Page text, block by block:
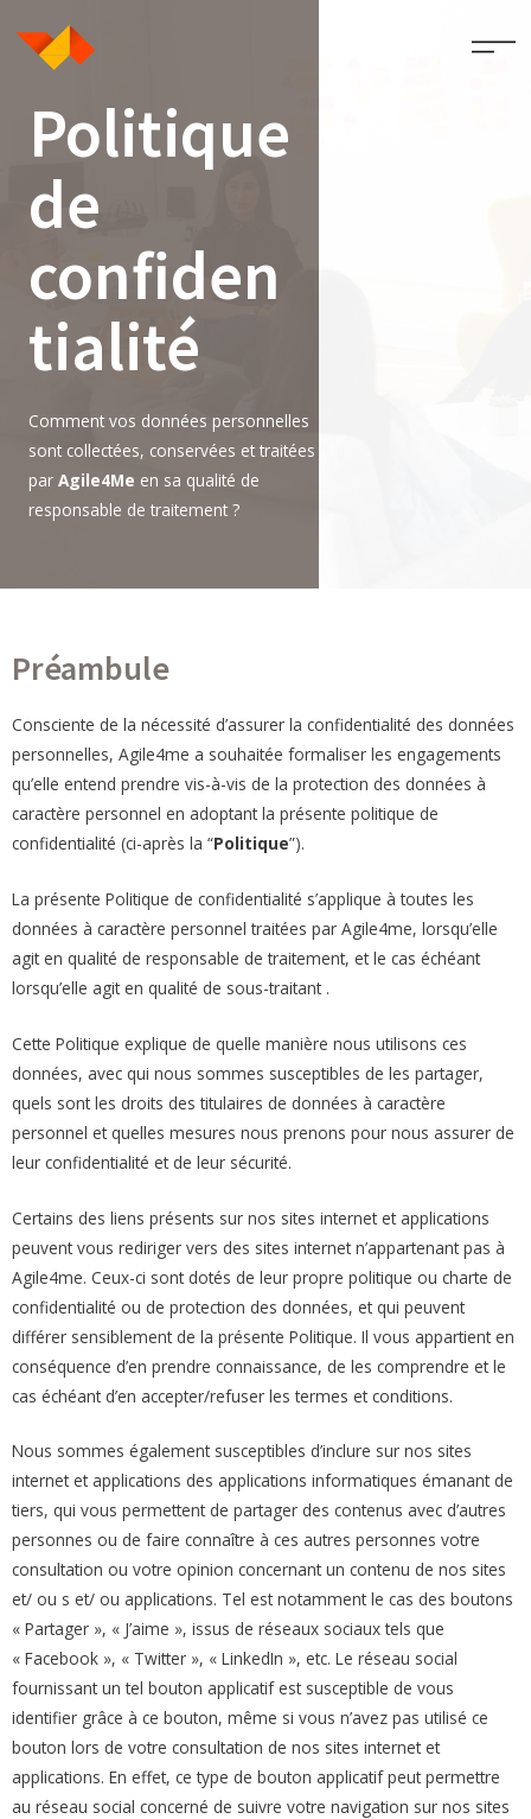
Politique
de
confiden
tialité
Comment vos données personnelles
sont collectées, conservées et traitées
par Agile4Me en sa qualité de
responsable de traitement ?
Préambule
Consciente de la nécessité d’assurer la confidentialité des données
personnelles, Agile4me a souhaitée formaliser les engagements
qu’elle entend prendre vis-à-vis de la protection des données à
caractère personnel en adoptant la présente politique de
confidentialité (ci-après la “Politique”).
La présente Politique de confidentialité s’applique à toutes les
données à caractère personnel traitées par Agile4me, lorsqu’elle
agit en qualité de responsable de traitement, et le cas échéant
lorsqu’elle agit en qualité de sous-traitant .
Cette Politique explique de quelle manière nous utilisons ces
données, avec qui nous sommes susceptibles de les partager,
quels sont les droits des titulaires de données à caractère
personnel et quelles mesures nous prenons pour nous assurer de
leur confidentialité et de leur sécurité.
Certains des liens présents sur nos sites internet et applications
peuvent vous rediriger vers des sites internet n’appartenant pas à
Agile4me. Ceux-ci sont dotés de leur propre politique ou charte de
confidentialité ou de protection des données, et qui peuvent
différer sensiblement de la présente Politique. Il vous appartient en
conséquence d’en prendre connaissance, de les comprendre et le
cas échéant d’en accepter/refuser les termes et conditions.
Nous sommes également susceptibles d’inclure sur nos sites
internet et applications des applications informatiques émanant de
tiers, qui vous permettent de partager des contenus avec d’autres
personnes ou de faire connaître à ces autres personnes votre
consultation ou votre opinion concernant un contenu de nos sites
et/ ou s et/ ou applications. Tel est notamment le cas des boutons
« Partager », « J’aime », issus de réseaux sociaux tels que
« Facebook », « Twitter », « LinkedIn », etc. Le réseau social
fournissant un tel bouton applicatif est susceptible de vous
identifier grâce à ce bouton, même si vous n’avez pas utilisé ce
bouton lors de votre consultation de nos sites internet et
applications. En effet, ce type de bouton applicatif peut permettre
au réseau social concerné de suivre votre navigation sur nos sites